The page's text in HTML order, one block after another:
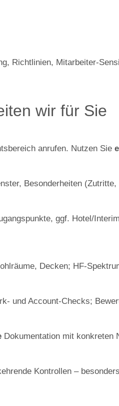
Richtlinien, Mitarbeiter-
wir für Sie
anrufen. Nutzen Sie
Besonderheiten
ggf. Hotel/
Decken; HF-
und Account-Checks;
Dokumentation mit konkreten
Kontrollen –